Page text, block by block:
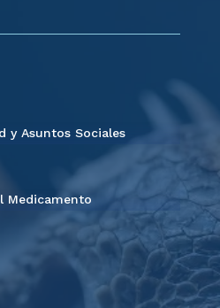
y Asuntos Sociales
Medicamento